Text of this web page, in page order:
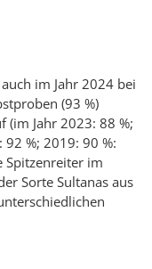
im Jahr 2024 bei
(93 %)
(im Jahr 2023: 88 %;
%; 2019: 90 %:
Spitzenreiter im
Sorte Sultanas aus